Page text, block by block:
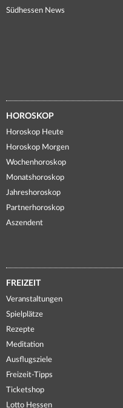
Südhessen News
HOROSKOP
Horoskop Heute
Horoskop Morgen
Wochenhoroskop
Monatshoroskop
Jahreshoroskop
Partnerhoroskop
Aszendent
FREIZEIT
Veranstaltungen
Spielplätze
Rezepte
Meditation
Ausflugsziele
Freizeit-Tipps
Ticketshop
Lotto Hessen